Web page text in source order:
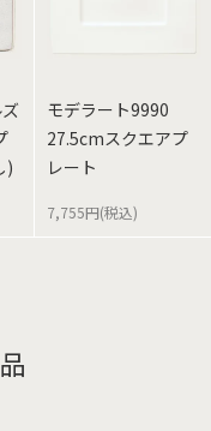
)
モデラート9990
27.5cmスクエアプ
レート
7,755円(税込)